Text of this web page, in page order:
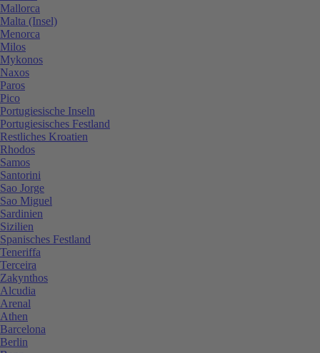
Mallorca
Malta (Insel)
Menorca
Milos
Mykonos
Naxos
Paros
Pico
Portugiesische Inseln
Portugiesisches Festland
Restliches Kroatien
Rhodos
Samos
Santorini
Sao Jorge
Sao Miguel
Sardinien
Sizilien
Spanisches Festland
Teneriffa
Terceira
Zakynthos
Alcudia
Arenal
Athen
Barcelona
Berlin